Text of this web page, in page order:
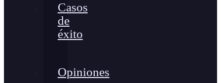
Casos
de
éxito
Opiniones